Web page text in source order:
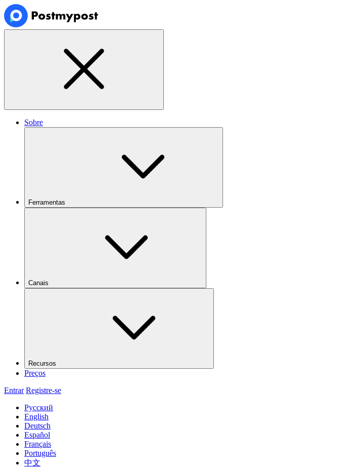
Sobre
Ferramentas
Canais
Recursos
Preços
Entrar Registre-se
Русский
English
Deutsch
Español
Français
Português
中文